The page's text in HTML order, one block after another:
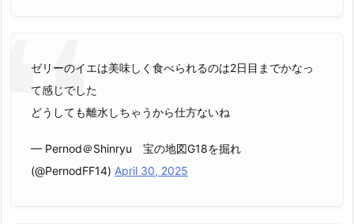
ゼリーのイエは美味しく食べられるのは2日目までかなっ
て感じでした
どうしても離水しちゃうから仕方ないね
— Pernod＠Shinryu 宝の地図G18を掘れ
(@PernodFF14) April 30, 2025